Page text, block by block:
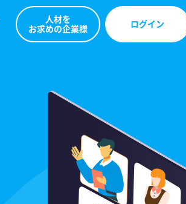
人材を
お求めの企業様
ログイン